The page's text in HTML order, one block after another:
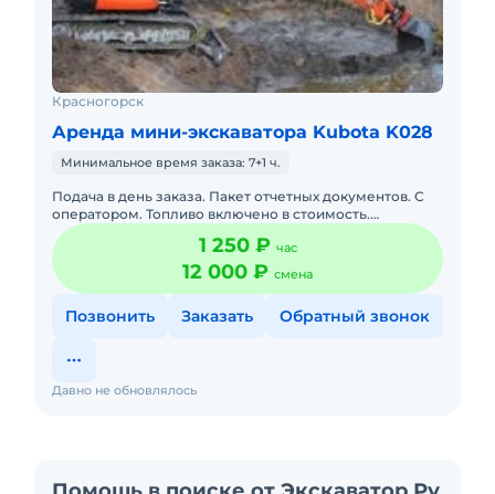
Красногорск
Аренда мини-экскаватора Kubota K028
Минимальное время заказа: 7+1 ч.
Подача в день заказа. Пакет отчетных документов. С
оператором. Топливо включено в стоимость.
Долгосрочная аренда.
1 250 ₽ час
12 000 ₽ смена
Позвонить Заказать Обратный звонок
Давно не обновлялось